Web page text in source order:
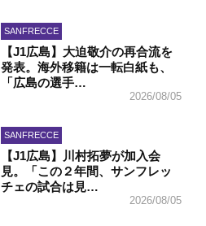
SANFRECCE
【J1広島】大迫敬介の再合流を
発表。海外移籍は一転白紙も、
「広島の選手…
2026/08/05
SANFRECCE
【J1広島】川村拓夢が加入会
見。「この２年間、サンフレッ
チェの試合は見…
2026/08/05